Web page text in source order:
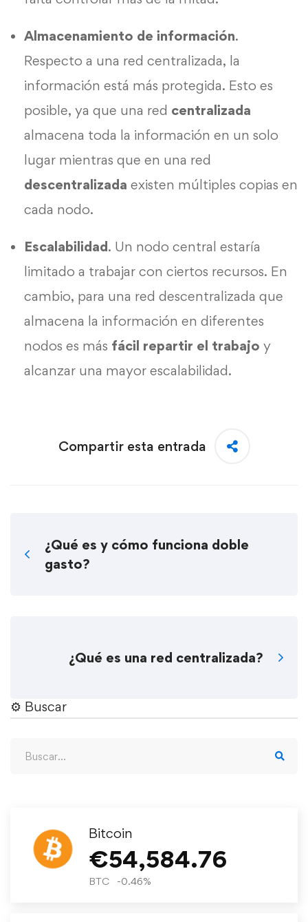
Almacenamiento de información.
Respecto a una red centralizada, la
información está más protegida. Esto es
posible, ya que una red centralizada
almacena toda la información en un solo
lugar mientras que en una red
descentralizada existen múltiples copias en
cada nodo.
Escalabilidad. Un nodo central estaría
limitado a trabajar con ciertos recursos. En
cambio, para una red descentralizada que
almacena la información en diferentes
nodos es más fácil repartir el trabajo y
alcanzar una mayor escalabilidad.
Compartir esta entrada
¿Qué es y cómo funciona doble
gasto?
¿Qué es una red centralizada?
⚙︎ Buscar
Bitcoin
€54,584.76
BTC -0.46%